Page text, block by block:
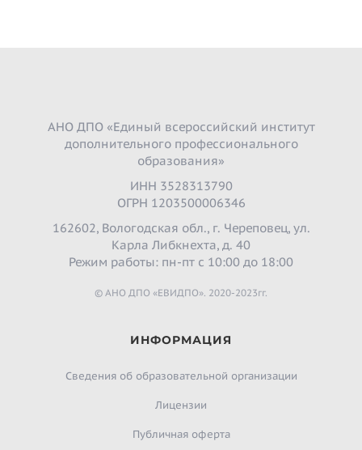
АНО ДПО «Единый всероссийский институт
дополнительного профессионального
образования»
ИНН 3528313790
ОГРН 1203500006346
162602, Вологодская обл., г. Череповец, ул.
Карла Либкнехта, д. 40
Режим работы: пн-пт с 10:00 до 18:00
© АНО ДПО «ЕВИДПО». 2020-2023гг.
ИНФОРМАЦИЯ
Сведения об образовательной организации
Лицензии
Публичная оферта